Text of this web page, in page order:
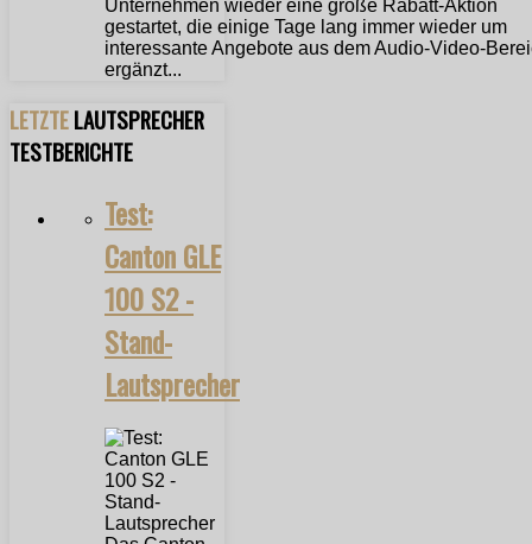
Unternehmen wieder eine große Rabatt-Aktion
gestartet, die einige Tage lang immer wieder um
interessante Angebote aus dem Audio-Video-
ergänzt...
LETZTELAUTSPRECHER
TESTBERICHTE
Test:
Canton GLE
100 S2 -
Stand-
Lautsprecher